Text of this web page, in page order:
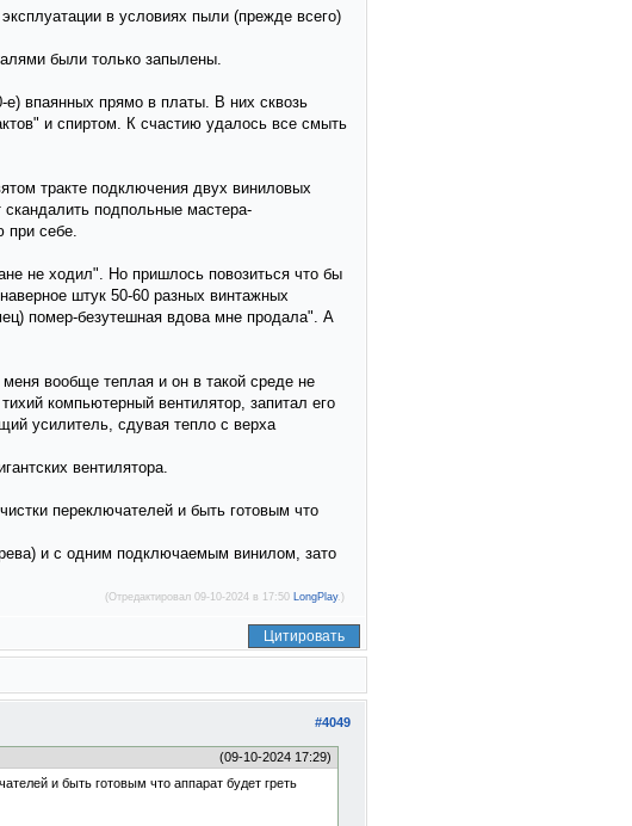
в условиях пыли (прежде всего)
были только запылены.
впаянных прямо в платы. В них сквозь
и спиртом. К счастию удалось все смыть
тракте подключения двух виниловых
подпольные мастера-
при себе.
не ходил". Но пришлось повозиться что бы
штук 50-60 разных винтажных
помер-безутешная вдова мне продала". А
вообще теплая и он в такой среде не
компьютерный вентилятор, запитал его
усилитель, сдувая тепло с верха
вентилятора.
переключателей и быть готовым что
и с одним подключаемым винилом, зато
(Отредактировал 09-10-2024 в 17:50 LongPlay.)
Цитировать
#4049
(09-10-2024 17:29)
и быть готовым что аппарат будет греть